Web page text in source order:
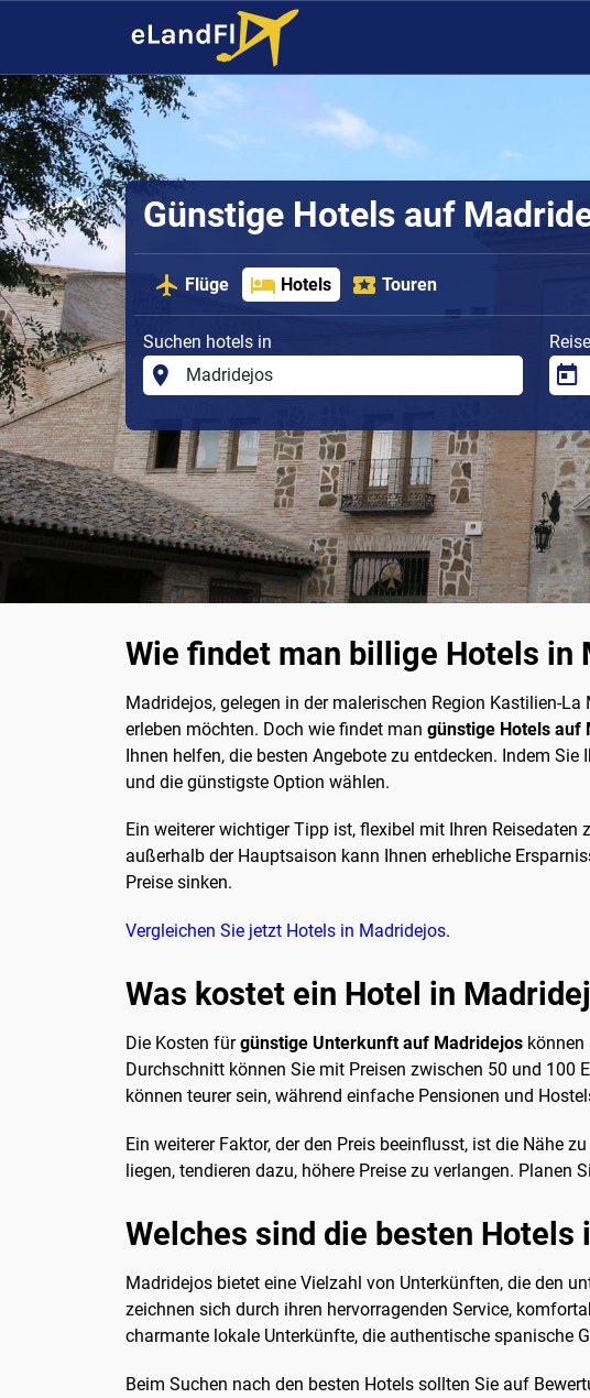
Günstige Hotels auf
Flüge Hotels Touren
Suchen hotels in
Wie findet man billige Hotels in
Madridejos, gelegen in der malerischen Region Kastilien-
erleben möchten. Doch wie findet man günstige Hotels auf
Ihnen helfen, die besten Angebote zu entdecken. Indem
und die günstigste Option wählen.
Ein weiterer wichtiger Tipp ist, flexibel mit Ihren
außerhalb der Hauptsaison kann Ihnen erhebliche
Preise sinken.
Vergleichen Sie jetzt Hotels in Madridejos.
Was kostet ein Hotel in
Die Kosten fürgünstige Unterkunft auf Madridejos
Durchschnitt können Sie mit Preisen zwischen 50 und 100
können teurer sein, während einfache Pensionen und
Ein weiterer Faktor, der den Preis beeinflusst, ist die Nähe
liegen, tendieren dazu, höhere Preise zu verlangen.
Welches sind die besten Hotels
Madridejos bietet eine Vielzahl von Unterkünften, die den
zeichnen sich durch ihren hervorragenden Service,
charmante lokale Unterkünfte, die authentische spanische
Beim Suchen nach den besten Hotels sollten Sie auf